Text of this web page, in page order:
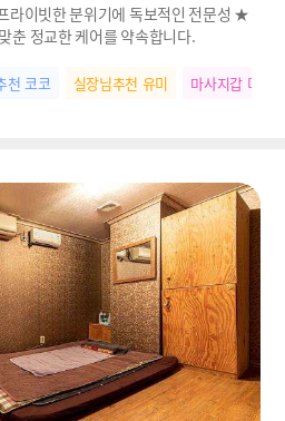
이빗한 분위기에 독보적인 전문성 ★
춘 정교한 케어를 약속합니다.
천 코코 실장님추천 유미 마사지갑 미미